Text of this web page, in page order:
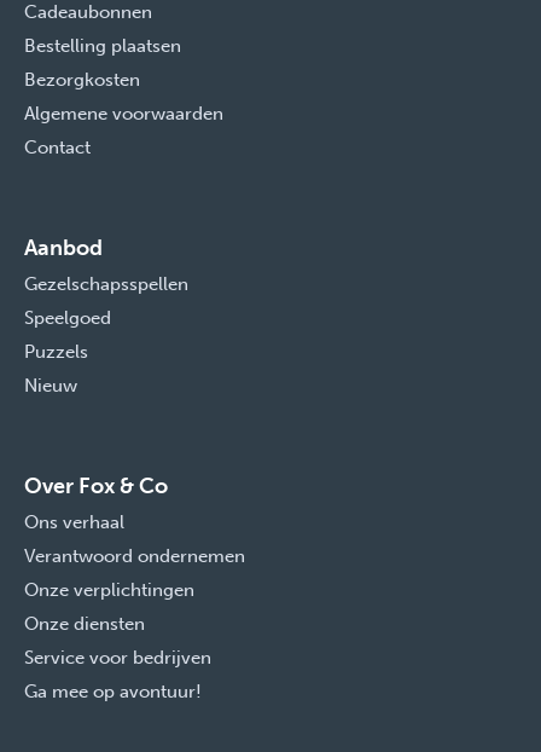
Cadeaubonnen
Bestelling plaatsen
Bezorgkosten
Algemene voorwaarden
Contact
Aanbod
Gezelschapsspellen
Speelgoed
Puzzels
Nieuw
Over Fox & Co
Ons verhaal
Verantwoord ondernemen
Onze verplichtingen
Onze diensten
Service voor bedrijven
Ga mee op avontuur!